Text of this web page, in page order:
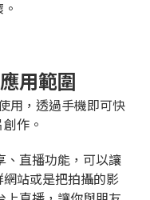
用範圍
用，透過手機即可快
作。
、直播功能，可以讓
站或是把拍攝的影